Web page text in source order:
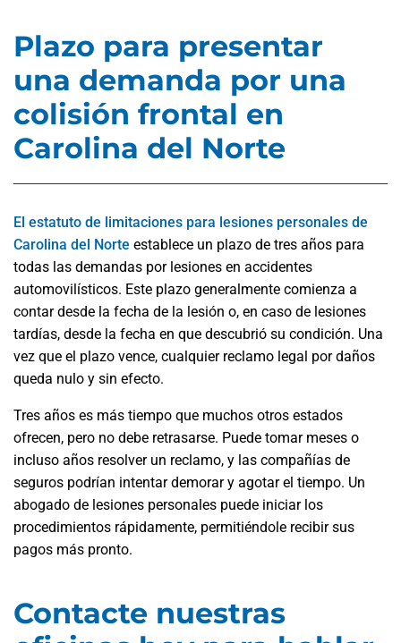
Plazo para presentar
una demanda por una
colisión frontal en
Carolina del Norte
El estatuto de limitaciones para lesiones personales de
Carolina del Norte establece un plazo de tres años para
todas las demandas por lesiones en accidentes
automovilísticos. Este plazo generalmente comienza a
contar desde la fecha de la lesión o, en caso de lesiones
tardías, desde la fecha en que descubrió su condición. Una
vez que el plazo vence, cualquier reclamo legal por daños
queda nulo y sin efecto.
Tres años es más tiempo que muchos otros estados
ofrecen, pero no debe retrasarse. Puede tomar meses o
incluso años resolver un reclamo, y las compañías de
seguros podrían intentar demorar y agotar el tiempo. Un
abogado de lesiones personales puede iniciar los
procedimientos rápidamente, permitiéndole recibir sus
pagos más pronto.
Contacte nuestras